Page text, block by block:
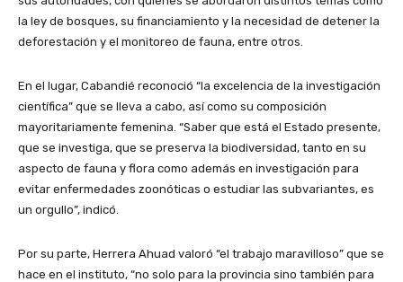
la ley de bosques, su financiamiento y la necesidad de detener la
deforestación y el monitoreo de fauna, entre otros.
En el lugar, Cabandié reconoció “la excelencia de la investigación
científica” que se lleva a cabo, así como su composición
mayoritariamente femenina. “Saber que está el Estado presente,
que se investiga, que se preserva la biodiversidad, tanto en su
aspecto de fauna y flora como además en investigación para
evitar enfermedades zoonóticas o estudiar las subvariantes, es
un orgullo”, indicó.
Por su parte, Herrera Ahuad valoró “el trabajo maravilloso” que se
hace en el instituto, “no solo para la provincia sino también para